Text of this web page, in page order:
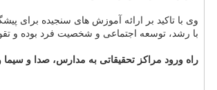
وی با تاكید بر ارائه آموزش های سنجیده برای
با رشد، توسعه اجتماعی و شخصیت فرد بوده و
راه ورود مراكز تحقیقاتی به مدارس، صدا و